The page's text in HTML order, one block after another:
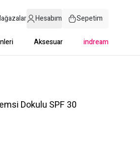
Hesabım Sepetim
Aksesuar indream
Dokulu SPF 30